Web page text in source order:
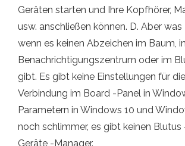
Geräten starten und Ihre Kopfhörer,
usw. anschließen können. D. Aber was
wenn es keinen Abzeichen im Baum,
Benachrichtigungszentrum oder im
gibt. Es gibt keine Einstellungen für
Verbindung im Board -Panel in
Parametern in Windows 10 und
noch schlimmer, es gibt keinen
Geräte -Manager.